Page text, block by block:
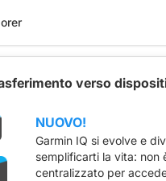
verso
NUOVO!
Garmin IQ si evolve e
semplificarti la vita: non
centralizzato per